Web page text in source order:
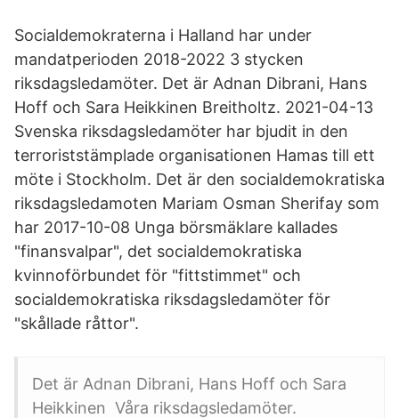
Socialdemokraterna i Halland har under
mandatperioden 2018-2022 3 stycken
riksdagsledamöter. Det är Adnan Dibrani, Hans
Hoff och Sara Heikkinen Breitholtz. 2021-04-13
Svenska riksdagsledamöter har bjudit in den
terroriststämplade organisationen Hamas till ett
möte i Stockholm. Det är den socialdemokratiska
riksdagsledamoten Mariam Osman Sherifay som
har 2017-10-08 Unga börsmäklare kallades
"finansvalpar", det socialdemokratiska
kvinnoförbundet för "fittstimmet" och
socialdemokratiska riksdagsledamöter för
"skållade råttor".
Det är Adnan Dibrani, Hans Hoff och Sara
Heikkinen Våra riksdagsledamöter.